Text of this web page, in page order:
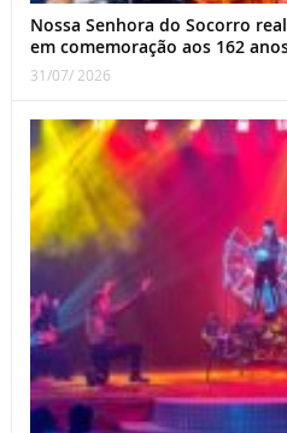
Nossa Senhora do Socorro
em comemoração aos 162
31/07/ 2026